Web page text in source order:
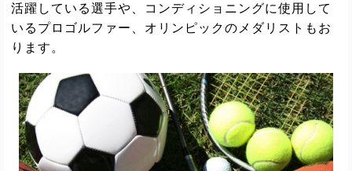
活躍している選手や、コンディショニングに使用して
いるプロゴルファー、オリンピックのメダリストもお
ります。